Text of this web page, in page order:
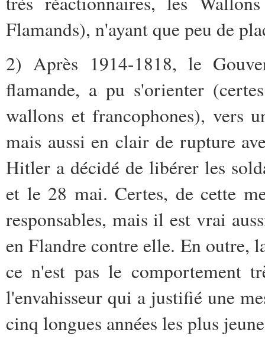
Flamands), n'ayant que peu de
2) Après 1914-1818, le
flamande, a pu s'orienter
wallons et francophones), vers
mais aussi en clair de rupture
Hitler a décidé de libérer les
et le 28 mai. Certes, de cette
responsables, mais il est vrai
en Flandre contre elle. En outre,
ce n'est pas le comportement
l'envahisseur qui a justifié une
cinq longues années les plus